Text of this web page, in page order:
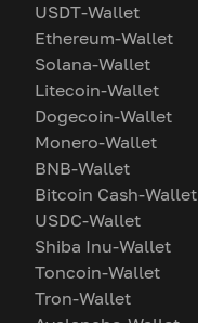
USDT-Wallet
Ethereum-Wallet
Solana-Wallet
Litecoin-Wallet
Dogecoin-Wallet
Monero-Wallet
BNB-Wallet
Bitcoin Cash-Wallet
USDC-Wallet
Shiba Inu-Wallet
Toncoin-Wallet
Tron-Wallet